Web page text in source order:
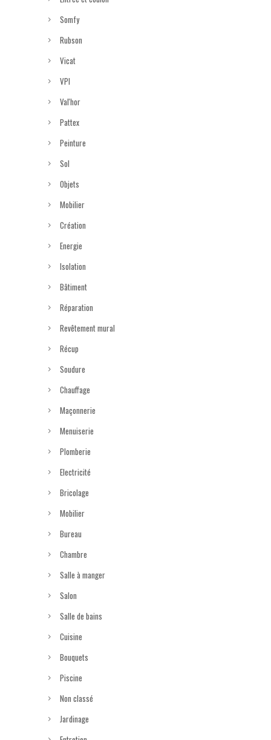
Somfy
Rubson
Vicat
VPI
Val'hor
Pattex
Peinture
Sol
Objets
Mobilier
Création
Energie
Isolation
Bâtiment
Réparation
Revêtement mural
Récup
Soudure
Chauffage
Maçonnerie
Menuiserie
Plomberie
Electricité
Bricolage
Mobilier
Bureau
Chambre
Salle à manger
Salon
Salle de bains
Cuisine
Bouquets
Piscine
Non classé
Jardinage